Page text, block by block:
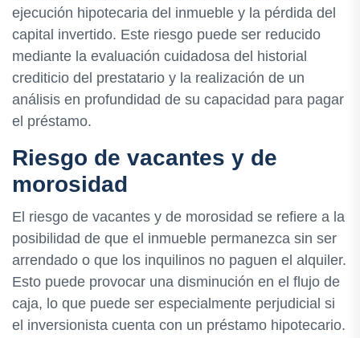
ejecución hipotecaria del inmueble y la pérdida del
capital invertido. Este riesgo puede ser reducido
mediante la evaluación cuidadosa del historial
crediticio del prestatario y la realización de un
análisis en profundidad de su capacidad para pagar
el préstamo.
Riesgo de vacantes y de
morosidad
El riesgo de vacantes y de morosidad se refiere a la
posibilidad de que el inmueble permanezca sin ser
arrendado o que los inquilinos no paguen el alquiler.
Esto puede provocar una disminución en el flujo de
caja, lo que puede ser especialmente perjudicial si
el inversionista cuenta con un préstamo hipotecario.